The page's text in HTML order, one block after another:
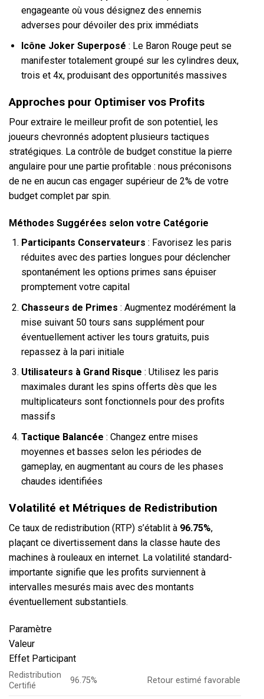
engageante où vous désignez des ennemis
adverses pour dévoiler des prix immédiats
Icône Joker Superposé : Le Baron Rouge peut se
manifester totalement groupé sur les cylindres deux,
trois et 4x, produisant des opportunités massives
Approches pour Optimiser vos Profits
Pour extraire le meilleur profit de son potentiel, les
joueurs chevronnés adoptent plusieurs tactiques
stratégiques. La contrôle de budget constitue la pierre
angulaire pour une partie profitable : nous préconisons
de ne en aucun cas engager supérieur de 2% de votre
budget complet par spin.
Méthodes Suggérées selon votre Catégorie
Participants Conservateurs : Favorisez les paris
réduites avec des parties longues pour déclencher
spontanément les options primes sans épuiser
promptement votre capital
Chasseurs de Primes : Augmentez modérément la
mise suivant 50 tours sans supplément pour
éventuellement activer les tours gratuits, puis
repassez à la pari initiale
Utilisateurs à Grand Risque : Utilisez les paris
maximales durant les spins offerts dès que les
multiplicateurs sont fonctionnels pour des profits
massifs
Tactique Balancée : Changez entre mises
moyennes et basses selon les périodes de
gameplay, en augmentant au cours de les phases
chaudes identifiées
Volatilité et Métriques de Redistribution
Ce taux de redistribution (RTP) s’établit à 96.75%,
plaçant ce divertissement dans la classe haute des
machines à rouleaux en internet. La volatilité standard-
importante signifie que les profits surviennent à
intervalles mesurés mais avec des montants
éventuellement substantiels.
Paramètre
Valeur
Effet Participant
Redistribution
Certifié
96.75% Retour estimé favorable